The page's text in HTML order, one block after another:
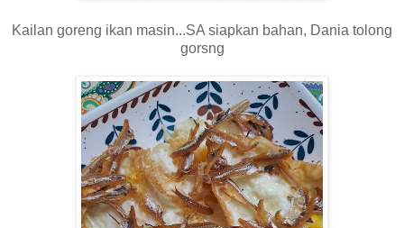
Kailan goreng ikan masin...SA siapkan bahan, Dania tolong
gorsng